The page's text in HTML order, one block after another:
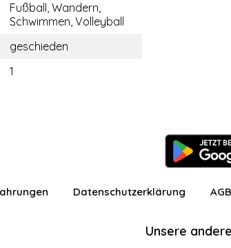
Fußball, Wandern,
Schwimmen, Volleyball
geschieden
1
Datenschutzerklärung AGB
Unsere